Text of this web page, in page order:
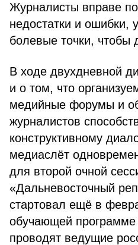
Журналисты вправе
недостатки и ошибки,
болевые точки, чтобы
В ходе двухдневной
и о том, что
медийные форумы и
журналистов
конструктивному
медиаслёт
для второй очной
«Дальневосточный
стартовал ещё в
обучающей
проводят ведущие